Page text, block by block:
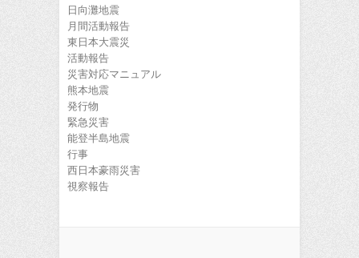
日向灘地震
月間活動報告
東日本大震災
活動報告
災害対応マニュアル
熊本地震
発行物
緊急災害
能登半島地震
行事
西日本豪雨災害
視察報告